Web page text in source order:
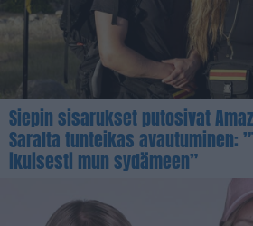
Siepin sisarukset putosivat
Saralta tunteikas avautuminen:
ikuisesti mun sydämeen”